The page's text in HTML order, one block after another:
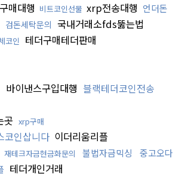
매대행 비트코인선물 xrp전송대행 언더돈
검돈세탁문의 국내거래소fds뚫는법
코인
테더구매테더판매
바이낸스구입대행 블랙테더코인전송
곳 xrp구매
코인삽니다 이더리움리플
재테크자금현금화문의 불법자금믹싱
중고오다
테더개인거래